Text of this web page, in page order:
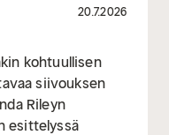
20.7.2026
kohtuullisen
siivouksen
Rileyn
esittelyssä